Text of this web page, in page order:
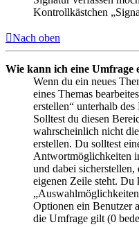
Kontrollkästchen
Nach oben
Wie kann ich eine Umfrage
Wenn du ein neues
eines Themas
erstellen“ unterhalb
Solltest du diesen
wahrscheinlich nicht
erstellen. Du solltest
Antwortmöglichkeiten
und dabei
eigenen Zeile steht. Du
Optionen ein Benutzer
die Umfrage gilt (0